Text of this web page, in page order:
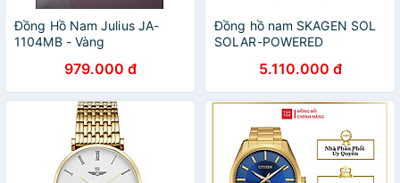
Đồng Hồ Nam Julius JA-
1104MB - Vàng
979.000 đ
Đồng hồ nam SKAGEN SOL
SOLAR-POWERED
5.110.000 đ